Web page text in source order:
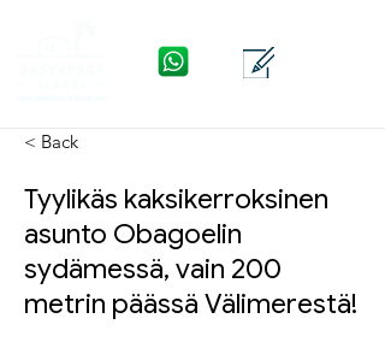
< Back
Tyylikäs kaksikerroksinen
asunto Obagoelin
sydämessä, vain 200
metrin päässä Välimerestä!